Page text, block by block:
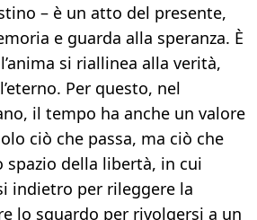
– è un atto del presente,
e guarda alla speranza. È
si riallinea alla verità,
Per questo, nel
il tempo ha anche un valore
ciò che passa, ma ciò che
spazio della libertà, in cui
indietro per rileggere la
lo sguardo per rivolgersi a un